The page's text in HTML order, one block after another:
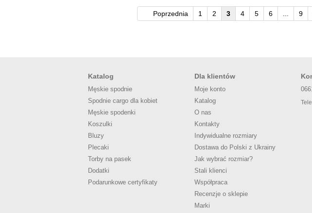
Poprzednia 1 2 3 4 5 6 ... 9
Katalog
Męskie spodnie
Spodnie cargo dla kobiet
Męskie spodenki
Koszulki
Bluzy
Plecaki
Torby na pasek
Dodatki
Podarunkowe certyfikaty
Dla klientów
Moje konto
Katalog
O nas
Kontakty
Indywidualne rozmiary
Dostawa do Polski z Ukrainy
Jak wybrać rozmiar?
Stali klienci
Współpraca
Recenzje o sklepie
Marki